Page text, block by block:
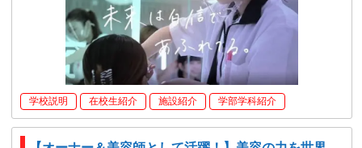
学校説明 在校生紹介 施設紹介 学部学科紹介